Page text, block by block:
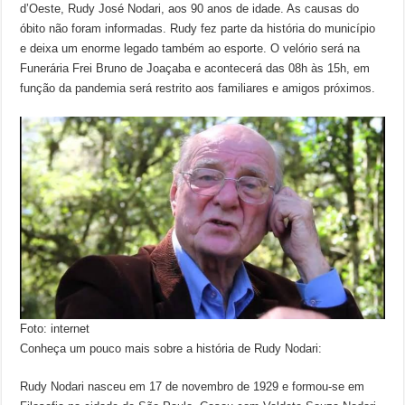
d’Oeste, Rudy José Nodari, aos 90 anos de idade. As causas do
óbito não foram informadas. Rudy fez parte da história do município
e deixa um enorme legado também ao esporte. O velório será na
Funerária Frei Bruno de Joaçaba e acontecerá das 08h às 15h, em
função da pandemia será restrito aos familiares e amigos próximos.
Foto: internet
Conheça um pouco mais sobre a história de Rudy Nodari:
Rudy Nodari nasceu em 17 de novembro de 1929 e formou-se em